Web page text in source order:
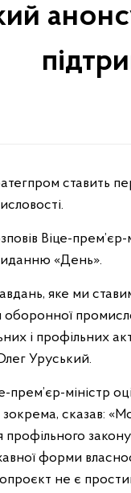
Віце-
«День».
яке ми
оборонної
і профільних
Уруський.
прем’єр-міністр
сказав:
профільного
форми
не є